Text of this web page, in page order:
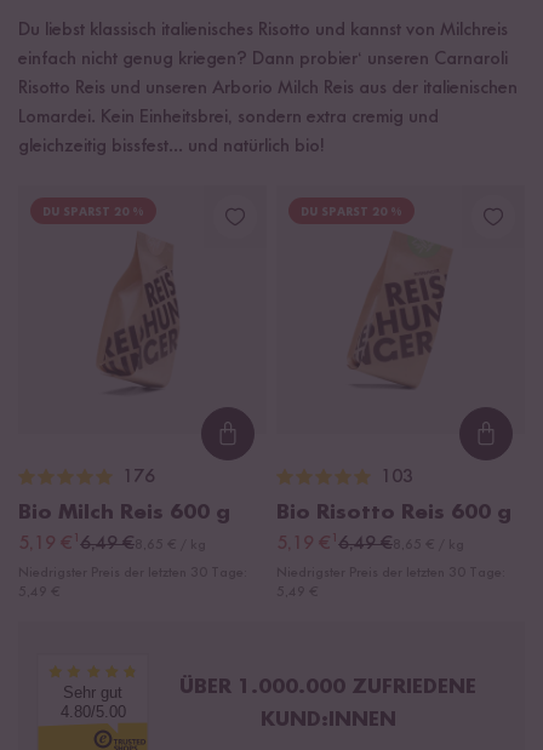
Du liebst klassisch italienisches Risotto und kannst von Milchreis
einfach nicht genug kriegen? Dann probier‘ unseren Carnaroli
Risotto Reis und unseren Arborio Milch Reis aus der italienischen
Lomardei. Kein Einheitsbrei, sondern extra cremig und
gleichzeitig bissfest... und natürlich bio!
DU SPARST 20 %
Loading...
176
Bio Milch Reis 600 g
5,19 € ¹6,49 €
DU SPARST 20 %
103
Bio Risotto Reis 600 g
5,19 € ¹6,49 €
Sehr gut
4.80/5.00
ÜBER 1.000.000 ZUFRIEDENE
KUND:INNEN